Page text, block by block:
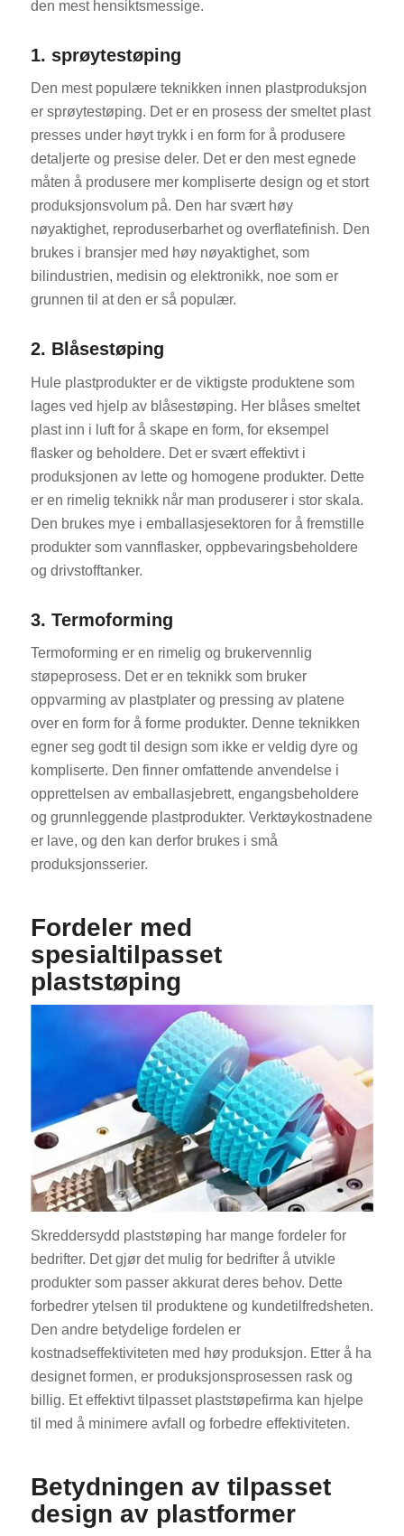
den mest hensiktsmessige.
1. sprøytestøping
Den mest populære teknikken innen plastproduksjon
er sprøytestøping. Det er en prosess der smeltet plast
presses under høyt trykk i en form for å produsere
detaljerte og presise deler. Det er den mest egnede
måten å produsere mer kompliserte design og et stort
produksjonsvolum på. Den har svært høy
nøyaktighet, reproduserbarhet og overflatefinish. Den
brukes i bransjer med høy nøyaktighet, som
bilindustrien, medisin og elektronikk, noe som er
grunnen til at den er så populær.
2. Blåsestøping
Hule plastprodukter er de viktigste produktene som
lages ved hjelp av blåsestøping. Her blåses smeltet
plast inn i luft for å skape en form, for eksempel
flasker og beholdere. Det er svært effektivt i
produksjonen av lette og homogene produkter. Dette
er en rimelig teknikk når man produserer i stor skala.
Den brukes mye i emballasjesektoren for å fremstille
produkter som vannflasker, oppbevaringsbeholdere
og drivstofftanker.
3. Termoforming
Termoforming er en rimelig og brukervennlig
støpeprosess. Det er en teknikk som bruker
oppvarming av plastplater og pressing av platene
over en form for å forme produkter. Denne teknikken
egner seg godt til design som ikke er veldig dyre og
kompliserte. Den finner omfattende anvendelse i
opprettelsen av emballasjebrett, engangsbeholdere
og grunnleggende plastprodukter. Verktøykostnadene
er lave, og den kan derfor brukes i små
produksjonsserier.
Fordeler med
spesialtilpasset
plaststøping
Skreddersydd plaststøping har mange fordeler for
bedrifter. Det gjør det mulig for bedrifter å utvikle
produkter som passer akkurat deres behov. Dette
forbedrer ytelsen til produktene og kundetilfredsheten.
Den andre betydelige fordelen er
kostnadseffektiviteten med høy produksjon. Etter å ha
designet formen, er produksjonsprosessen rask og
billig. Et effektivt tilpasset plaststøpefirma kan hjelpe
til med å minimere avfall og forbedre effektiviteten.
Betydningen av tilpasset
design av plastformer